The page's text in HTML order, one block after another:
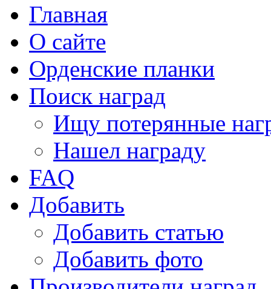
Главная
О сайте
Орденские планки
Поиск наград
Ищу потерянные
Нашел награду
FAQ
Добавить
Добавить статью
Добавить фото